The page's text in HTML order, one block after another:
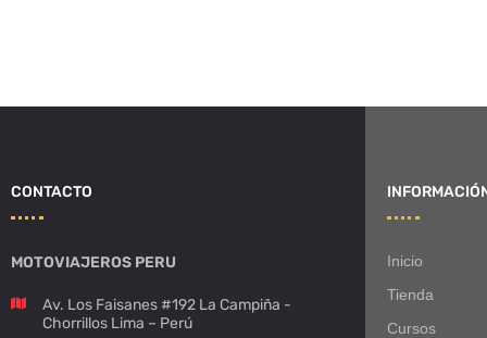
CONTACTO
MOTOVIAJEROS PERU
Av. Los Faisanes #192 La Campiña -
Chorrillos Lima – Perú
Inicio
Tienda
Cursos